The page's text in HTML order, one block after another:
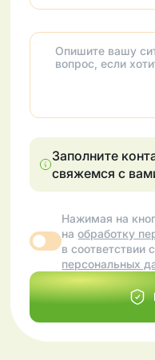
Опишите вашу
вопрос, если
Заполните
свяжемся с
Нажимая на
наобработку
в соответствии с
персональных